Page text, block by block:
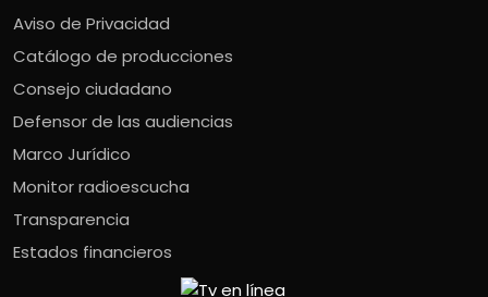
Aviso de Privacidad
Catálogo de producciones
Consejo ciudadano
Defensor de las audiencias
Marco Jurídico
Monitor radioescucha
Transparencia
Estados financieros